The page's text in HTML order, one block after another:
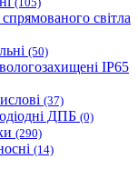
світла
(50)
IP65
(37)
ДПБ (0)
(290)
(14)